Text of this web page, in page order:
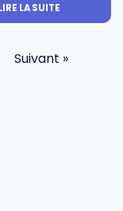
LA SUITE
Suivant »